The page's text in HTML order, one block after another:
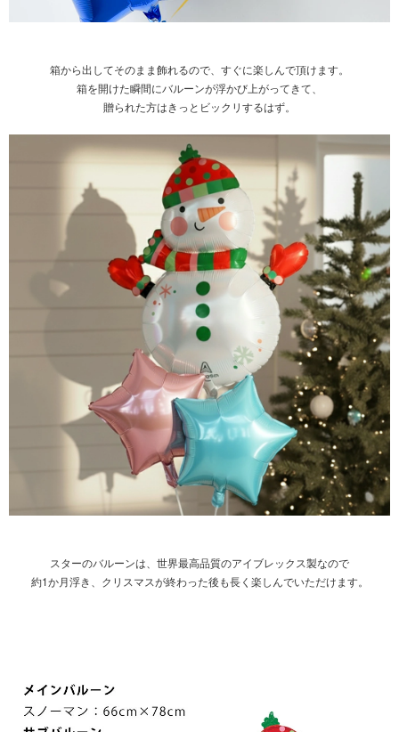
箱から出してそのまま飾れるので、すぐに楽しんで頂けます。
箱を開けた瞬間にバルーンが浮かび上がってきて、
贈られた方はきっとビックリするはず。
スターのバルーンは、世界最高品質のアイブレックス製なので
約1か月浮き、クリスマスが終わった後も長く楽しんでいただけます。